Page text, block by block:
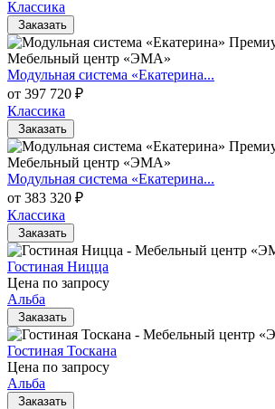
Классика
Заказать
Модульная система «Екатерина...
от 397 720 ₽
Классика
Заказать
Модульная система «Екатерина...
от 383 320 ₽
Классика
Заказать
Гостиная Ницца
Цена по запросу
Альба
Заказать
Гостиная Тоскана
Цена по запросу
Альба
Заказать